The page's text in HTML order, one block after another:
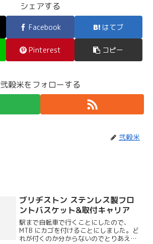
シェアする
Facebook はてブ
Pinterest コピー
弐穀米をフォローする
弐穀米
ブリヂストン ステンレス製フロ
ントバスケット&取付キャリア
駅まで自転車で行くことにしたので、
MTB にカゴを付けることにしました。ど
れが付くのか分からないのでとりあえず